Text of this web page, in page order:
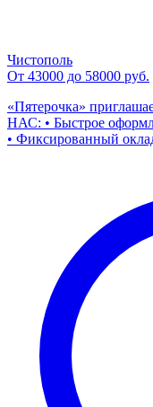
Чистополь
От 43000 до 58000 руб.
«Пятерочка»
НАС: • Быстрое
• Фиксированный